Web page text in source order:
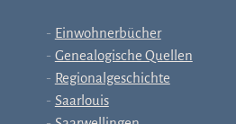
Einwohnerbücher
Genealogische Quellen
Regionalgeschichte
Saarlouis